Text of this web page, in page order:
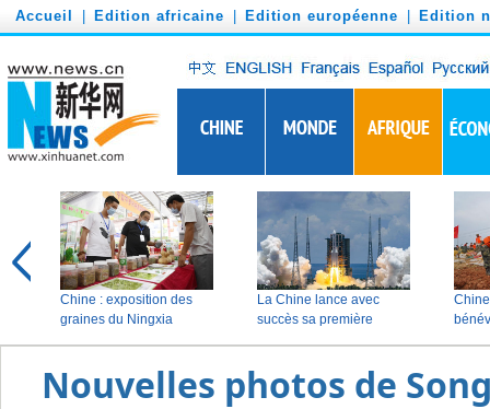
Accueil Edition africaine Edition européenne Edition
Nouvelles photos de